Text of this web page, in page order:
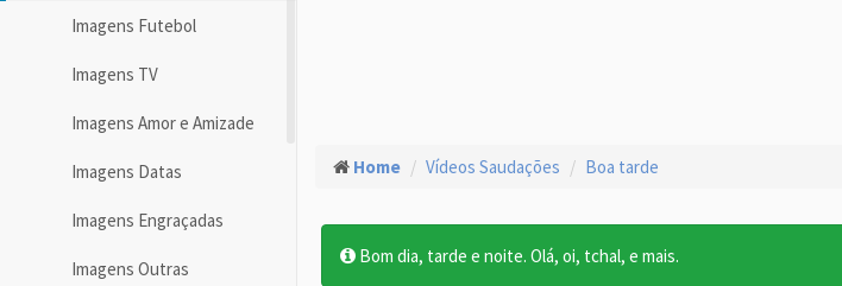
Imagens Futebol
Imagens TV
Imagens Amor e Amizade
Imagens Datas
Imagens Engraçadas
Imagens Outras
Home Vídeos Saudações Boa tarde
Bom dia, tarde e noite. Olá, oi, tchal, e mais.